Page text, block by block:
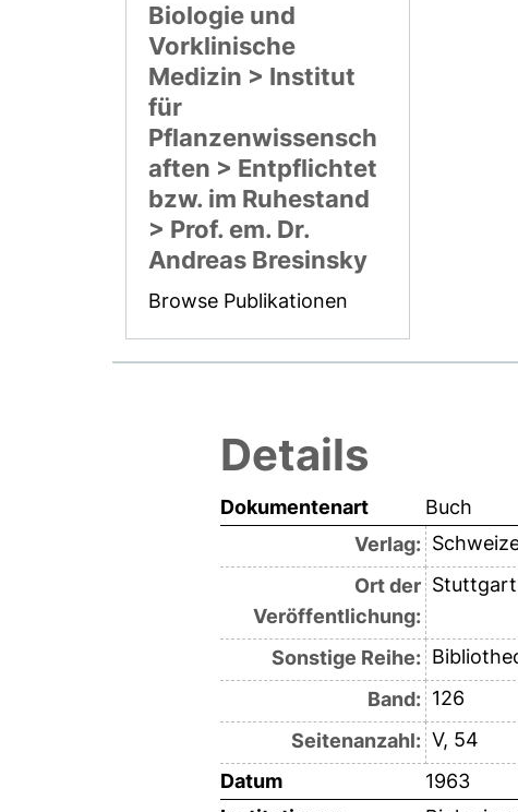
Biologie und
Vorklinische
Medizin > Institut
für
Pflanzenwissensch
aften > Entpflichtet
bzw. im Ruhestand
> Prof. em. Dr.
Andreas Bresinsky
Browse Publikationen
Details
Dokumentenart
Buch
Verlag:
Ort der
Veröffentlichung:
Stuttgart
Sonstige Reihe:
Band: 126
Seitenanzahl: V, 54
Datum
1963